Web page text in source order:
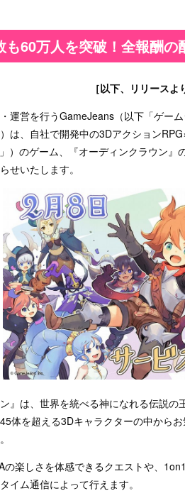
も60万人を突破！全報酬の
［以下、リリースよ
運営を行うGameJeans（以下「ゲー
は、自社で開発中の3Dアクション
）のゲーム、『オーディンクラウン
せいたします。
』は、世界を統べる神になれる伝説
体を超える3Dキャラクターの中から
の楽しさを体感できるクエストや、
イム通信によって行えます。